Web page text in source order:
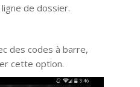
de dossier.
des codes à barre,
cette option.